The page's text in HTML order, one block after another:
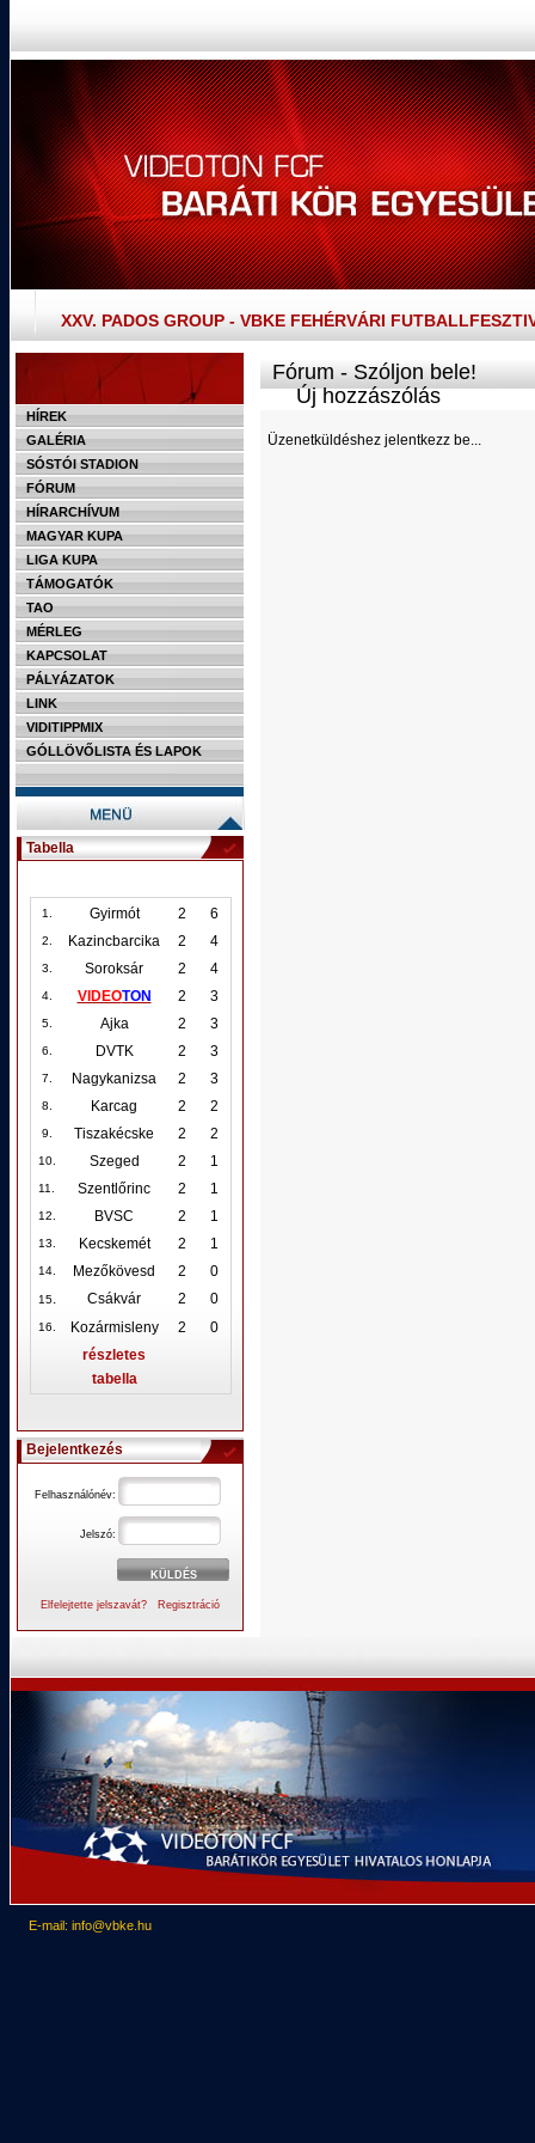
XXV. PADOS GROUP - VBKE FEHÉRVÁRI
HÍREK
GALÉRIA
SÓSTÓI STADION
FÓRUM
HÍRARCHÍVUM
MAGYAR KUPA
LIGA KUPA
TÁMOGATÓK
TAO
MÉRLEG
KAPCSOLAT
PÁLYÁZATOK
LINK
VIDITIPPMIX
GÓLLÖVŐLISTA ÉS LAPOK
Tabella
1. Gyirmót 2 6
2. Kazincbarcika 2 4
3. Soroksár 2 4
4. VIDEOTON 2 3
5. Ajka 2 3
6. DVTK 2 3
7. Nagykanizsa 2 3
8. Karcag 2 2
9. Tiszakécske 2 2
10. Szeged 2 1
11. Szentlőrinc 2 1
12. BVSC 2 1
13. Kecskemét 2 1
14. Mezőkövesd 2 0
15. Csákvár 2 0
16. Kozármisleny 2
0
részletes
tabella
Bejelentkezés
Felhasználónév:
Jelszó:
Elfelejtette jelszavát? Regisztráció
Fórum - Szóljon bele!
Új hozzászólás
Üzenetküldéshez jelentkezz be...
E-mail: info@vbke.hu